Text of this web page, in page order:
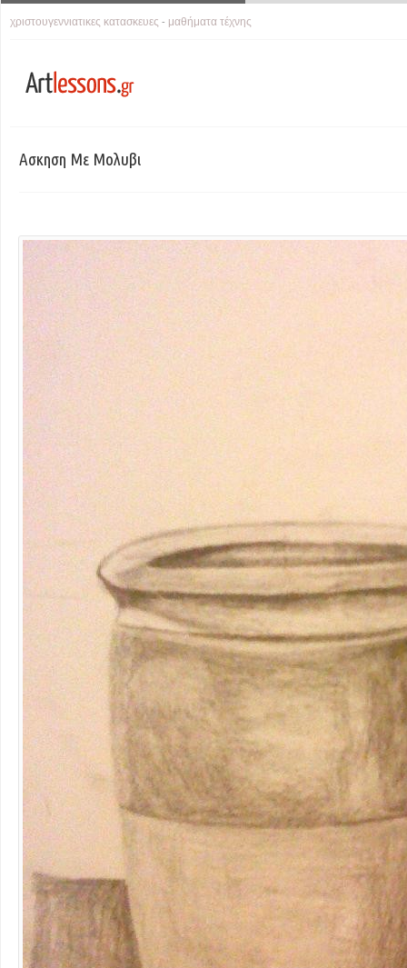
χριστουγεννιατικες κατασκευες - μαθήματα τέχνης
Ασκηση Με Μολυβι